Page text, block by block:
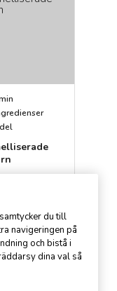
du till
navigeringen på
och bistå i
dina val så